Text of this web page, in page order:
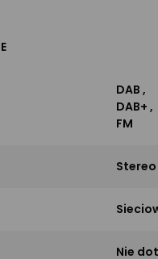
DAB ,
DAB+ ,
FM
Stereo
Nie